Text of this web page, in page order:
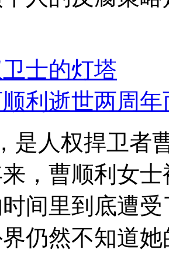
士的灯塔
利逝世两周年
是人权捍卫者
，曹顺利女
间里到底遭
仍然不知道